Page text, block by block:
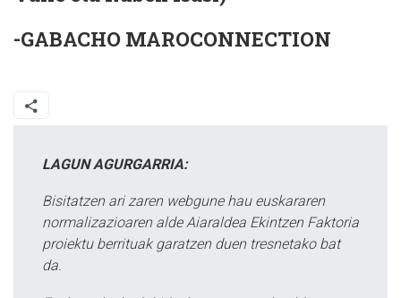
-GABACHO MAROCONNECTION
LAGUN AGURGARRIA:
Bisitatzen ari zaren webgune hau euskararen
normalizazioaren alde Aiaraldea Ekintzen Faktoria
proiektu berrituak garatzen duen tresnetako bat
da.